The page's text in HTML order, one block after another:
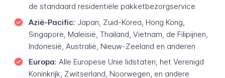
de standaard residentiële pakketbezorgservice
Azië-Pacific: Japan, Zuid-Korea, Hong Kong,
Singapore, Maleisië, Thailand, Vietnam, de Filipijnen,
Indonesië, Australië, Nieuw-Zeeland en anderen
Europa: Alle Europese Unie lidstaten, het Verenigd
Koninkrijk, Zwitserland, Noorwegen, en andere